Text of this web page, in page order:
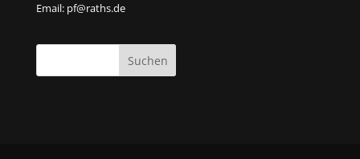
Email: pf@raths.de